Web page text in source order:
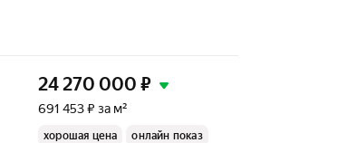
24 270 000 ₽
691 453 ₽ за м²
хорошая цена онлайн показ